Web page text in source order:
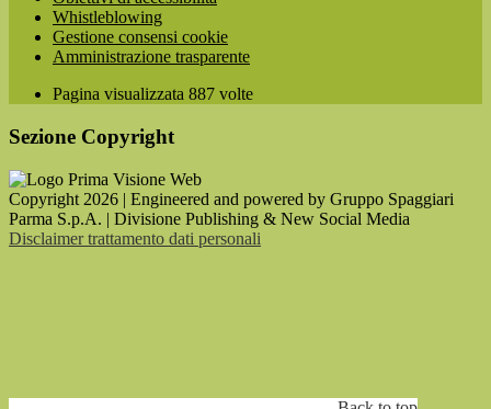
Whistleblowing
Gestione consensi cookie
Amministrazione trasparente
Pagina visualizzata 887 volte
Sezione Copyright
Copyright 2026 | Engineered and powered by Gruppo Spaggiari
Parma S.p.A. | Divisione Publishing & New Social Media
Disclaimer trattamento dati personali